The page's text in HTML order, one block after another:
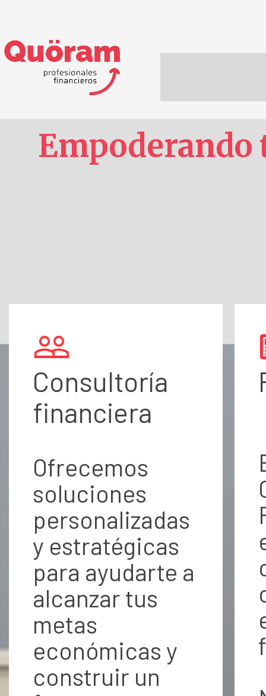
Empoderando
Consultoría
financiera
Ofrecemos
soluciones
personalizadas
y estratégicas
para ayudarte a
alcanzar tus
metas
económicas y
construir un